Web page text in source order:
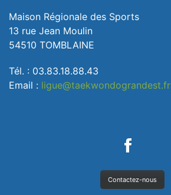
Maison Régionale des Sports
13 rue Jean Moulin
54510 TOMBLAINE
Tél. : 03.83.18.88.43
Email : ligue@taekwondograndest.fr
Contactez-nous